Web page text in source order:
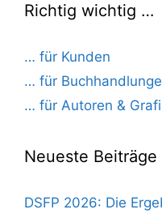
Richtig wichtig …
… für Kunden
… für
… für Autoren &
Neueste Beiträge
DSFP 2026: Die